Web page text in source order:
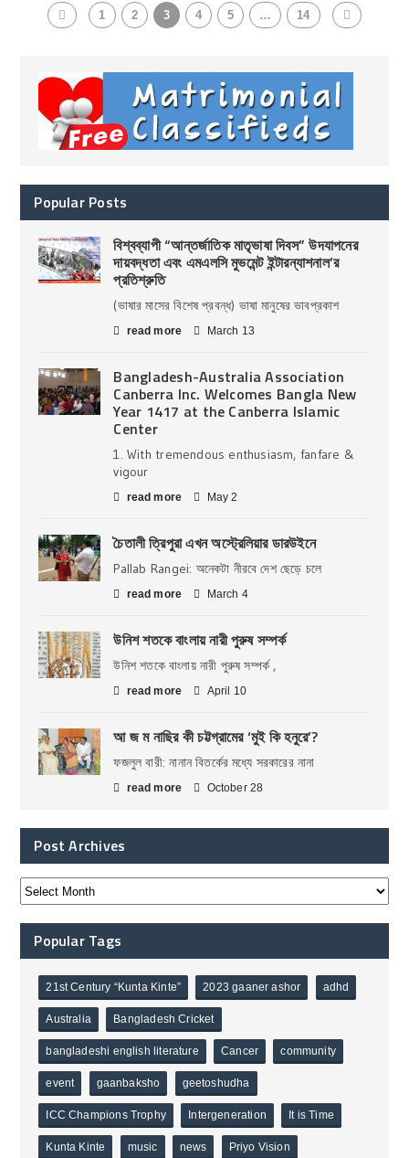
1 2 3 4 5 … 14
Popular Posts
বিশ্বব্যাপী “আন্তর্জাতিক মাতৃভাষা দিবস” উদযাপনের
দায়বদ্ধতা এবং এমএলসি মুভমেন্ট ইন্টারন্যাশনাল’র
প্রতিশ্রুতি
(ভাষার মাসের বিশেষ প্রবন্ধ) ভাষা মানুষের ভাবপ্রকাশ
read more March 13
Bangladesh-Australia Association
Canberra Inc. Welcomes Bangla New
Year 1417 at the Canberra Islamic
Center
1. With tremendous enthusiasm, fanfare &
vigour
read more May 2
চৈতালী ত্রিপুরা এখন অস্ট্রেলিয়ার ডারউইনে
Pallab Rangei: অনেকটা নীরবে দেশ ছেড়ে চলে
read more March 4
উনিশ শতকে বাংলায় নারী পুরুষ সম্পর্ক
উনিশ শতকে বাংলায় নারী পুরুষ সম্পর্ক ,
read more April 10
আ জ ম নাছির কী চট্টগ্রামের ‘মুই কি হনুরে’?
ফজলুল বারী: নানান বিতর্কের মধ্যে সরকারের নানা
read more October 28
Post Archives
Popular Tags
21st Century “Kunta Kinte” 2023 gaaner ashor adhd
Australia Bangladesh Cricket
bangladeshi english literature Cancer community
event gaanbaksho geetoshudha
ICC Champions Trophy Intergeneration It is Time
Kunta Kinte music news Priyo Vision